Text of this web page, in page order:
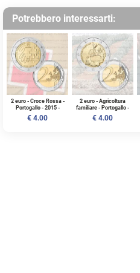
Potrebbero interessarti:
2 euro - Croce Rossa -
Portogallo - 2015 -
UNC
€ 4.00
2 euro - Agricoltura
familiare - Portogallo -
2014 - UNC
€ 4.00